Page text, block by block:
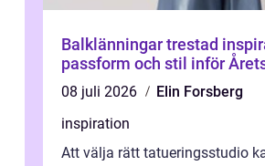
Balklänningar trestad inspiration,
passform och stil inför
08 juli 2026
Elin Forsberg
inspiration
Att välja rätt tatueringsstudio